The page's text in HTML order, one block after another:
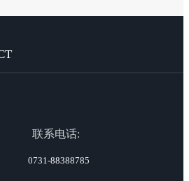
联系电话:
0731-88388785